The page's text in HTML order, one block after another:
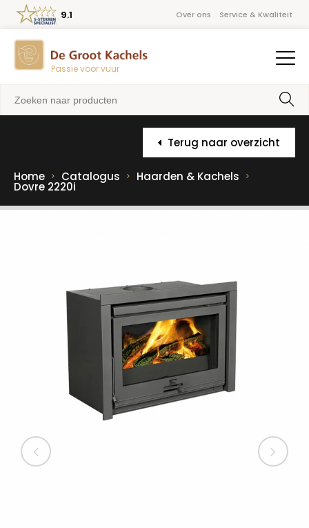
Over ons Service & Kwaliteit
Passie voor vuur
9.1
Terug naar overzicht
Home Catalogus Haarden & Kachels
Dovre 2220i